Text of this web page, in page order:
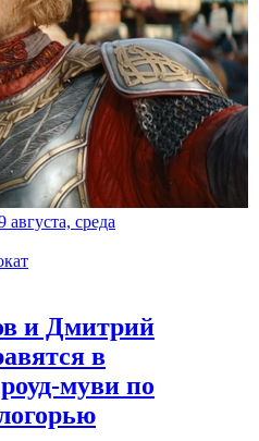
августа, среда
и Дмитрий
в
муви по